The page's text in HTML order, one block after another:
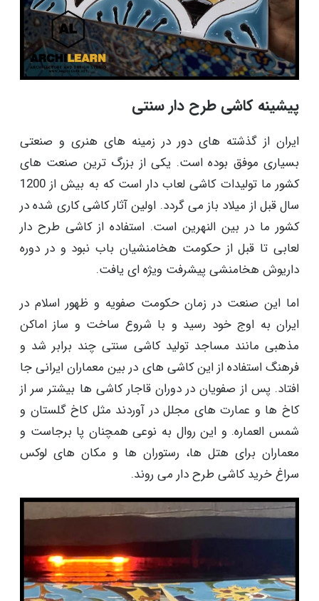
پیشینه کاشی طرح دار سنتی
ایران از گذشته های دور در زمینه های هنری و صنعتی
بسیاری موفق بوده است. یکی از بزرگ ترین صنعت های
کشور ما تولیدات کاشی لعاب دار است که به بیش از 1200
سال قبل از میلاد باز می گردد. اولین آثار کاشی کاری شده در
کشور ما در بین النهرین است. استفاده از کاشی طرح دار
لعابی تا قبل از حکومت هخامنشیان باب نبود و در دوره
داریوش هخامنشی پیشرفت ویژه ای یافت.
اما این صنعت در زمان حکومت صفویه و ظهور اسلام در
ایران به اوج خود رسید و با شروع ساخت و ساز اماکن
مذهبی مانند مساجد تولید کاشی سنتی چند برابر شد و
فرهنگ استفاده از این کاشی های در بین معماران ایرانی جا
افتاد. پس از صفویان در دوران قاجار کاشی ها بیشتر سر از
کاخ ها و عمارت های مجلل در آوردند مثل کاخ گلستان و
شمس العماره. و این روال به نوعی همچنان پا برجاست و
معماران برای هتل ها، رستوران ها و مکان های لوکس
سراغ خرید کاشی طرح دار می روند.